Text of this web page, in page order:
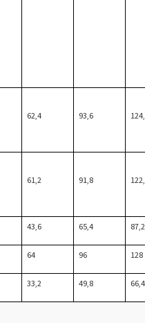
62,4 93,6
61,2 91,8
43,6 65,4 87,2
64 96 128
33,2 49,8 66,4